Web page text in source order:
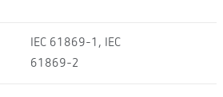
IEC 61869-1, IEC
61869-2